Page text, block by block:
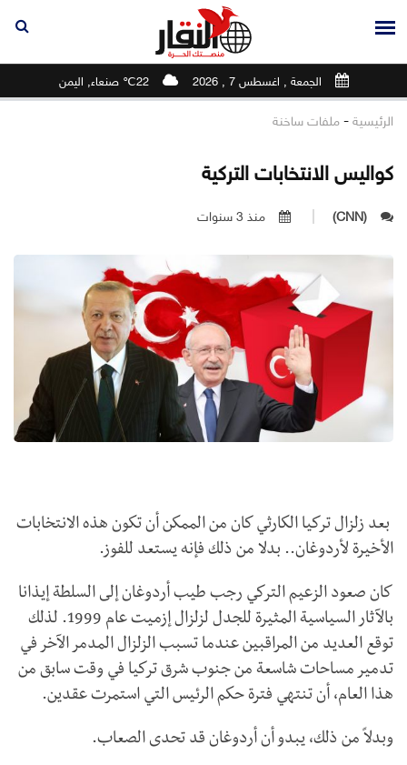
الجمعة , اغسطس 7 , 2026 22℃ صنعاء, اليمن
الرئيسية - ملفات ساخنة
كواليس الانتخابات التركية
(CNN) منذ 3 سنوات
بعد زلزال تركيا الكارثي كان من الممكن أن تكون هذه الانتخابات
الأخيرة لأردوغان.. بدلا من ذلك فإنه يستعد للفوز.
كان صعود الزعيم التركي رجب طيب أردوغان إلى السلطة إيذانا
بالآثار السياسية المثيرة للجدل لزلزال إزميت عام 1999. لذلك
توقع العديد من المراقبين عندما تسبب الزلزال المدمر الآخر في
تدمير مساحات شاسعة من جنوب شرق تركيا في وقت سابق من
هذا العام، أن تنتهي فترة حكم الرئيس التي استمرت عقدين.
وبدلاً من ذلك، يبدو أن أردوغان قد تحدى الصعاب.